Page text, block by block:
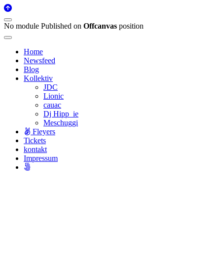
No module Published on Offcanvas position
Home
Newsfeed
Blog
Kollektiv
JDC
Lionic
cauac
Dj Hipp_ie
Meschuggi
Fleyers
Tickets
kontakt
Impressum